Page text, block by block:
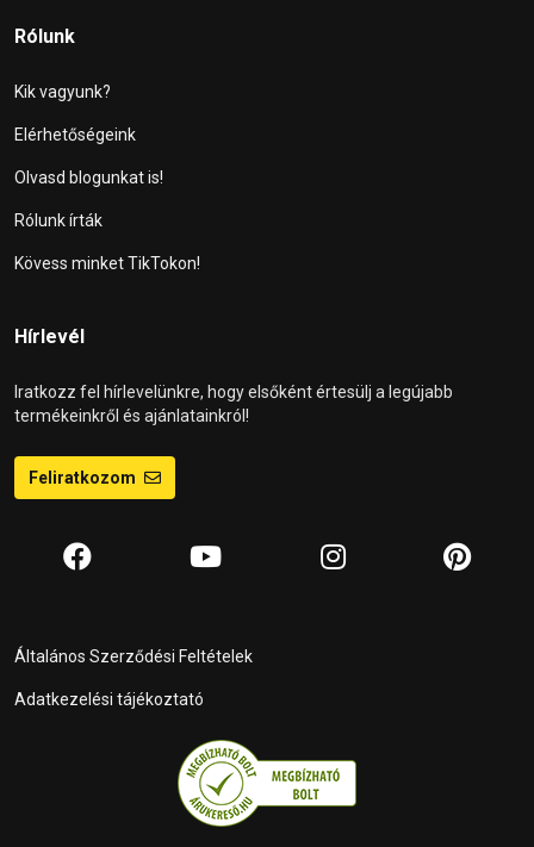
Rólunk
Kik vagyunk?
Elérhetőségeink
Olvasd blogunkat is!
Rólunk írták
Kövess minket TikTokon!
Hírlevél
Iratkozz fel hírlevelünkre, hogy elsőként értesülj a legújabb
termékeinkről és ajánlatainkról!
Feliratkozom
Általános Szerződési Feltételek
Adatkezelési tájékoztató